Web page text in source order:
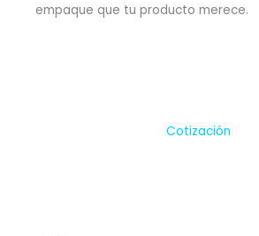
empaque que tu producto merece.
Cotización